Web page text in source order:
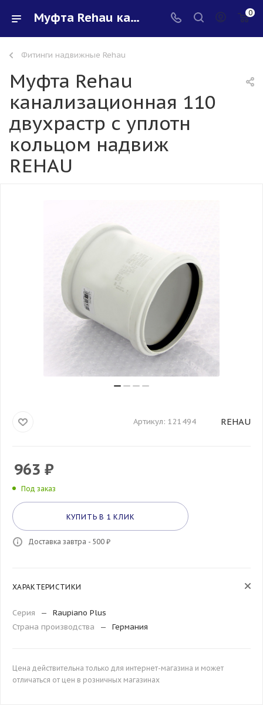
Муфта Rehau канализационная 110 двухрастр с уплотн кольцом надвиж REHAU - купить в интернет-магазине Santeh-svar 0
Фитинги надвижные Rehau
Муфта Rehau
канализационная 110
двухрастр с уплотн
кольцом надвиж
REHAU
Артикул: 121494 REHAU
963 ₽
Под заказ
КУПИТЬ В 1 КЛИК
Доставка завтра - 500 ₽
ХАРАКТЕРИСТИКИ
Серия —
Raupiano Plus
Страна производства
— Германия
Цена действительна только для интернет-магазина и может
отличаться от цен в розничных магазинах